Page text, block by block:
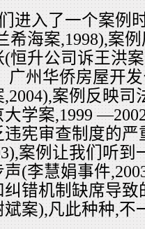
进入了一个案例
希海案,1998),案
恒升公司诉王洪
广州华侨房屋开
案例反映
大学案,1999
违宪审查制度的
案例让我们听
(李慧娟事件
错机制缺席导
案),凡此种种,不